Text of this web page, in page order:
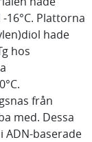
Plattorna
hade
hos
från
med. Dessa
baserade